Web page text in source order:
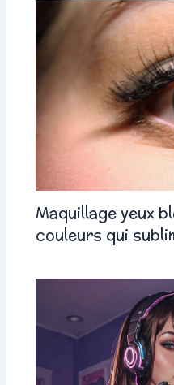
Maquillage yeux
couleurs qui